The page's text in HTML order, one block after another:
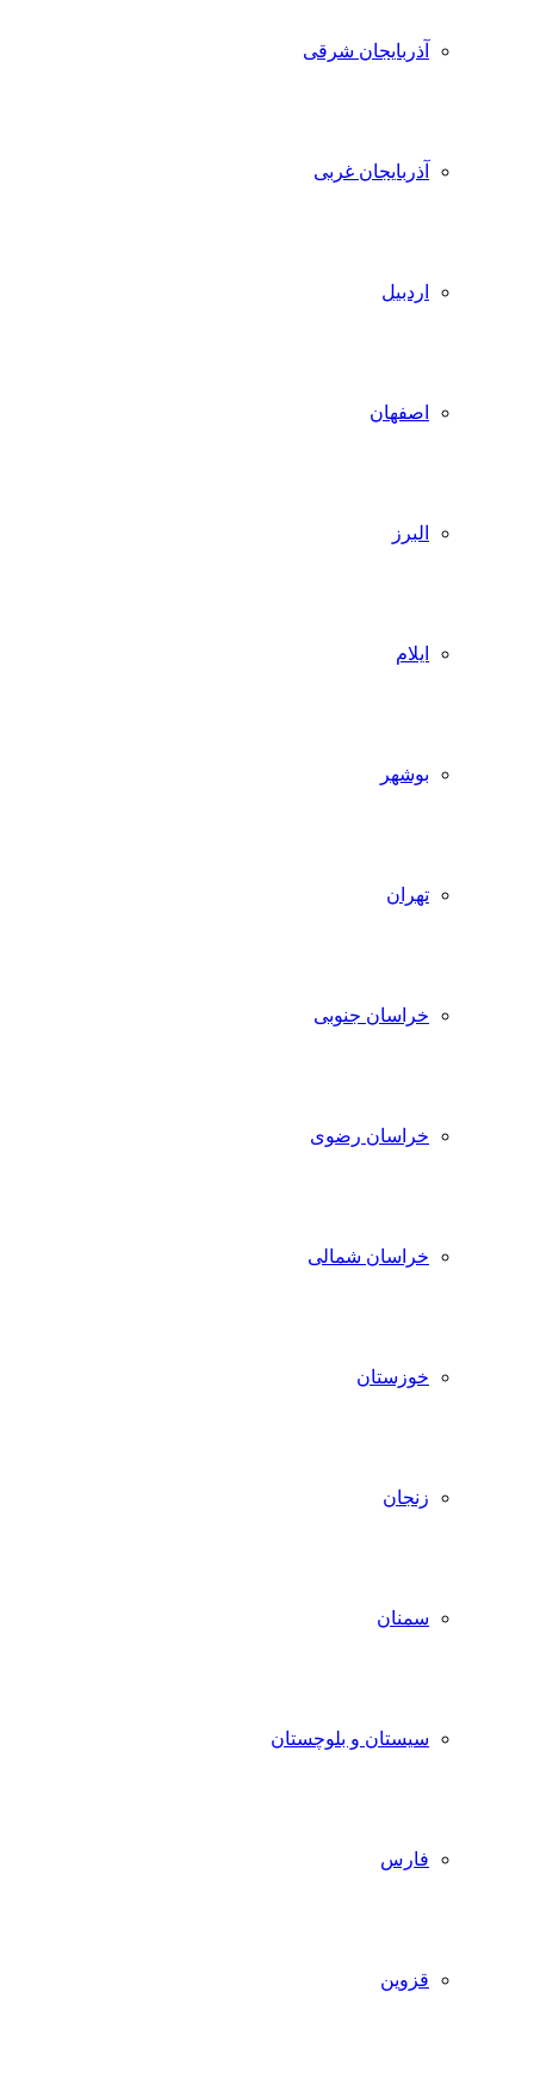
آذربایجان شرقی
آذربایجان غربی
اردبیل
اصفهان
البرز
ایلام
بوشهر
تهران
خراسان جنوبی
خراسان رضوی
خراسان شمالی
خوزستان
زنجان
سمنان
سیستان و بلوچستان
فارس
قزوین